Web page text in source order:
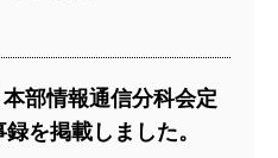
部情報通信分科会定
を掲載しました。